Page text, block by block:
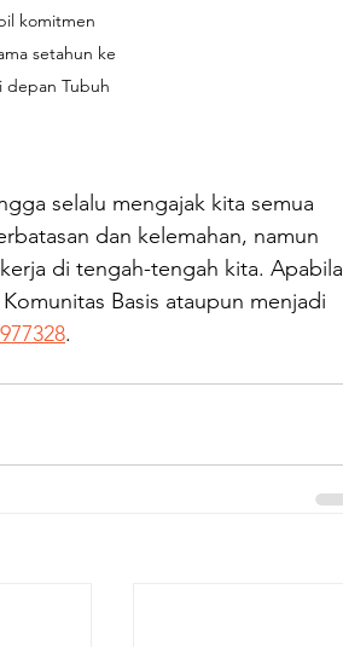
komitmen
setahun ke
depan Tubuh
selalu mengajak kita semua
dan kelemahan, namun
di tengah-tengah kita. Apabila
Basis ataupun menjadi
.